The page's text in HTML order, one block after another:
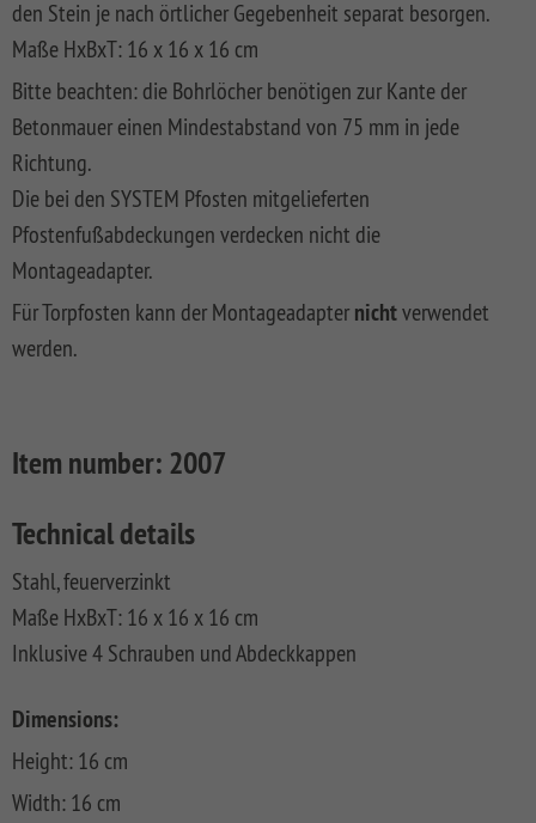
FLOW
SYSTEM
NEO
PLATINUM
SYSTEM
WPC
PLATINUM
XL
SYSTEM
WPC
PLATINUM
WPC
CLASSIC
SYSTEM
LICHT
SYSTEM
HOLZ
SYSTEM
HOLZ
SYSTEM
WPC
XL
SYSTEM
WPC
CLASSIC
SYSTEM
RHOMBUS
HOLZ
HOLZ
GRAZIA
NEO
DESIGN
ARZAGO
GADA
&
Co
ALU
XL
RAJA
ALU
XL
RAJA
WPC
Floor
Planks
Hardwood
Floor
Planks
Aufbauanleitungen
Kataloge
Materialkunde
den Stein je nach örtlicher Gegebenheit separat besorgen.
Maße HxBxT: 16 x 16 x 16 cm
Bitte beachten: die Bohrlöcher benötigen zur Kante der
Betonmauer einen Mindestabstand von 75 mm in jede
Richtung.
Die bei den SYSTEM Pfosten mitgelieferten
Pfostenfußabdeckungen verdecken nicht die
Montageadapter.
Für Torpfosten kann der Montageadapter nichtverwendet
werden.
Item number: 2007
Technical details
Stahl, feuerverzinkt
Maße HxBxT: 16 x 16 x 16 cm
Inklusive 4 Schrauben und Abdeckkappen
Dimensions:
Height: 16 cm
Width: 16 cm